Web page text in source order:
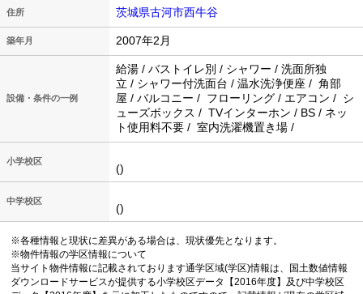
住所 茨城県古河市西牛谷
築年月 2007年2月
設備・条件の一例
給湯 / バストイレ別 / シャワー / 洗面所独
立 / シャワー付洗面台 / 温水洗浄便座 / 角部
屋 / バルコニー / フローリング / エアコン / シ
ューズボックス / TVインターホン / BS / ネッ
ト使用料不要 / 室内洗濯機置き場 /
小学校区
()
中学校区
()
※各種情報と現状に差異がある場合は、現状優先となります。
※物件情報の学区情報について
当サイト物件情報に記載されております通学区域(学区)情報は、国土数値情報
ダウンロードサービスが提供する小学校区データ【2016年度】及び中学校区